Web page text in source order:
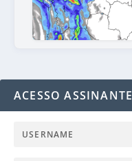
ACESSO ASSINANTE